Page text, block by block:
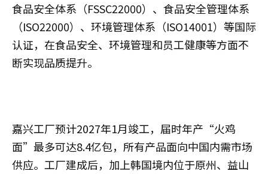
食品安全体系（FSSC22000）、食品安全管理体系
（ISO22000）、环境管理体系（ISO14001）等国际
认证，在食品安全、环境管理和员工健康等方面不
断实现品质提升。
嘉兴工厂预计2027年1月竣工，届时年产“火鸡
面”最多可达8.4亿包，所有产品面向中国内需市场
供应。工厂建成后，加上韩国境内位于原州、益山